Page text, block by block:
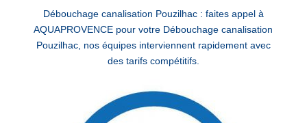
Débouchage canalisation Pouzilhac : faites appel à
AQUAPROVENCE pour votre Débouchage canalisation
Pouzilhac, nos équipes interviennent rapidement avec
des tarifs compétitifs.